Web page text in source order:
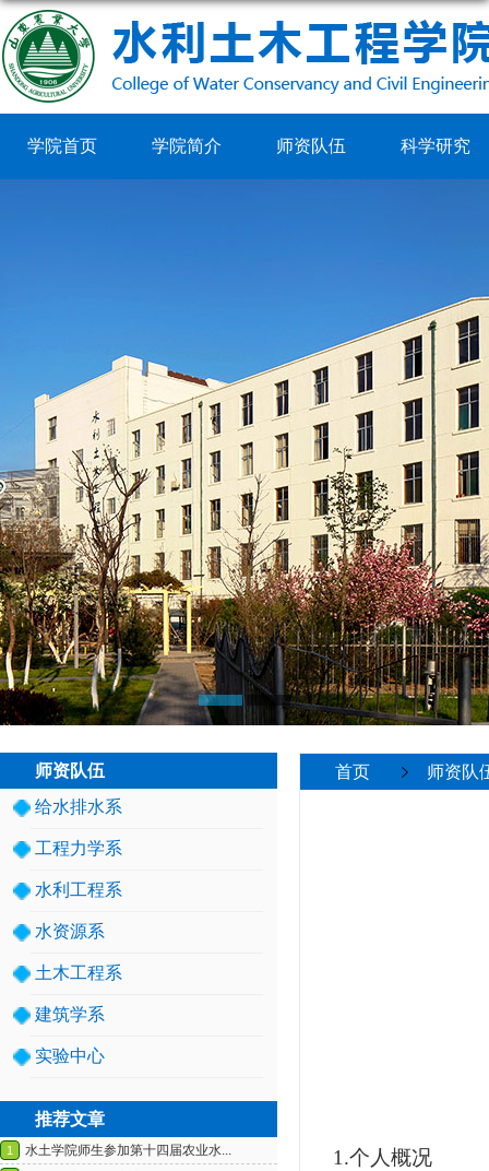
学院首页 学院简介 师资队伍 科学研究
师资队伍
给水排水系
工程力学系
水利工程系
水资源系
土木工程系
建筑学系
实验中心
推荐文章
首页 师资队
1.个人概况